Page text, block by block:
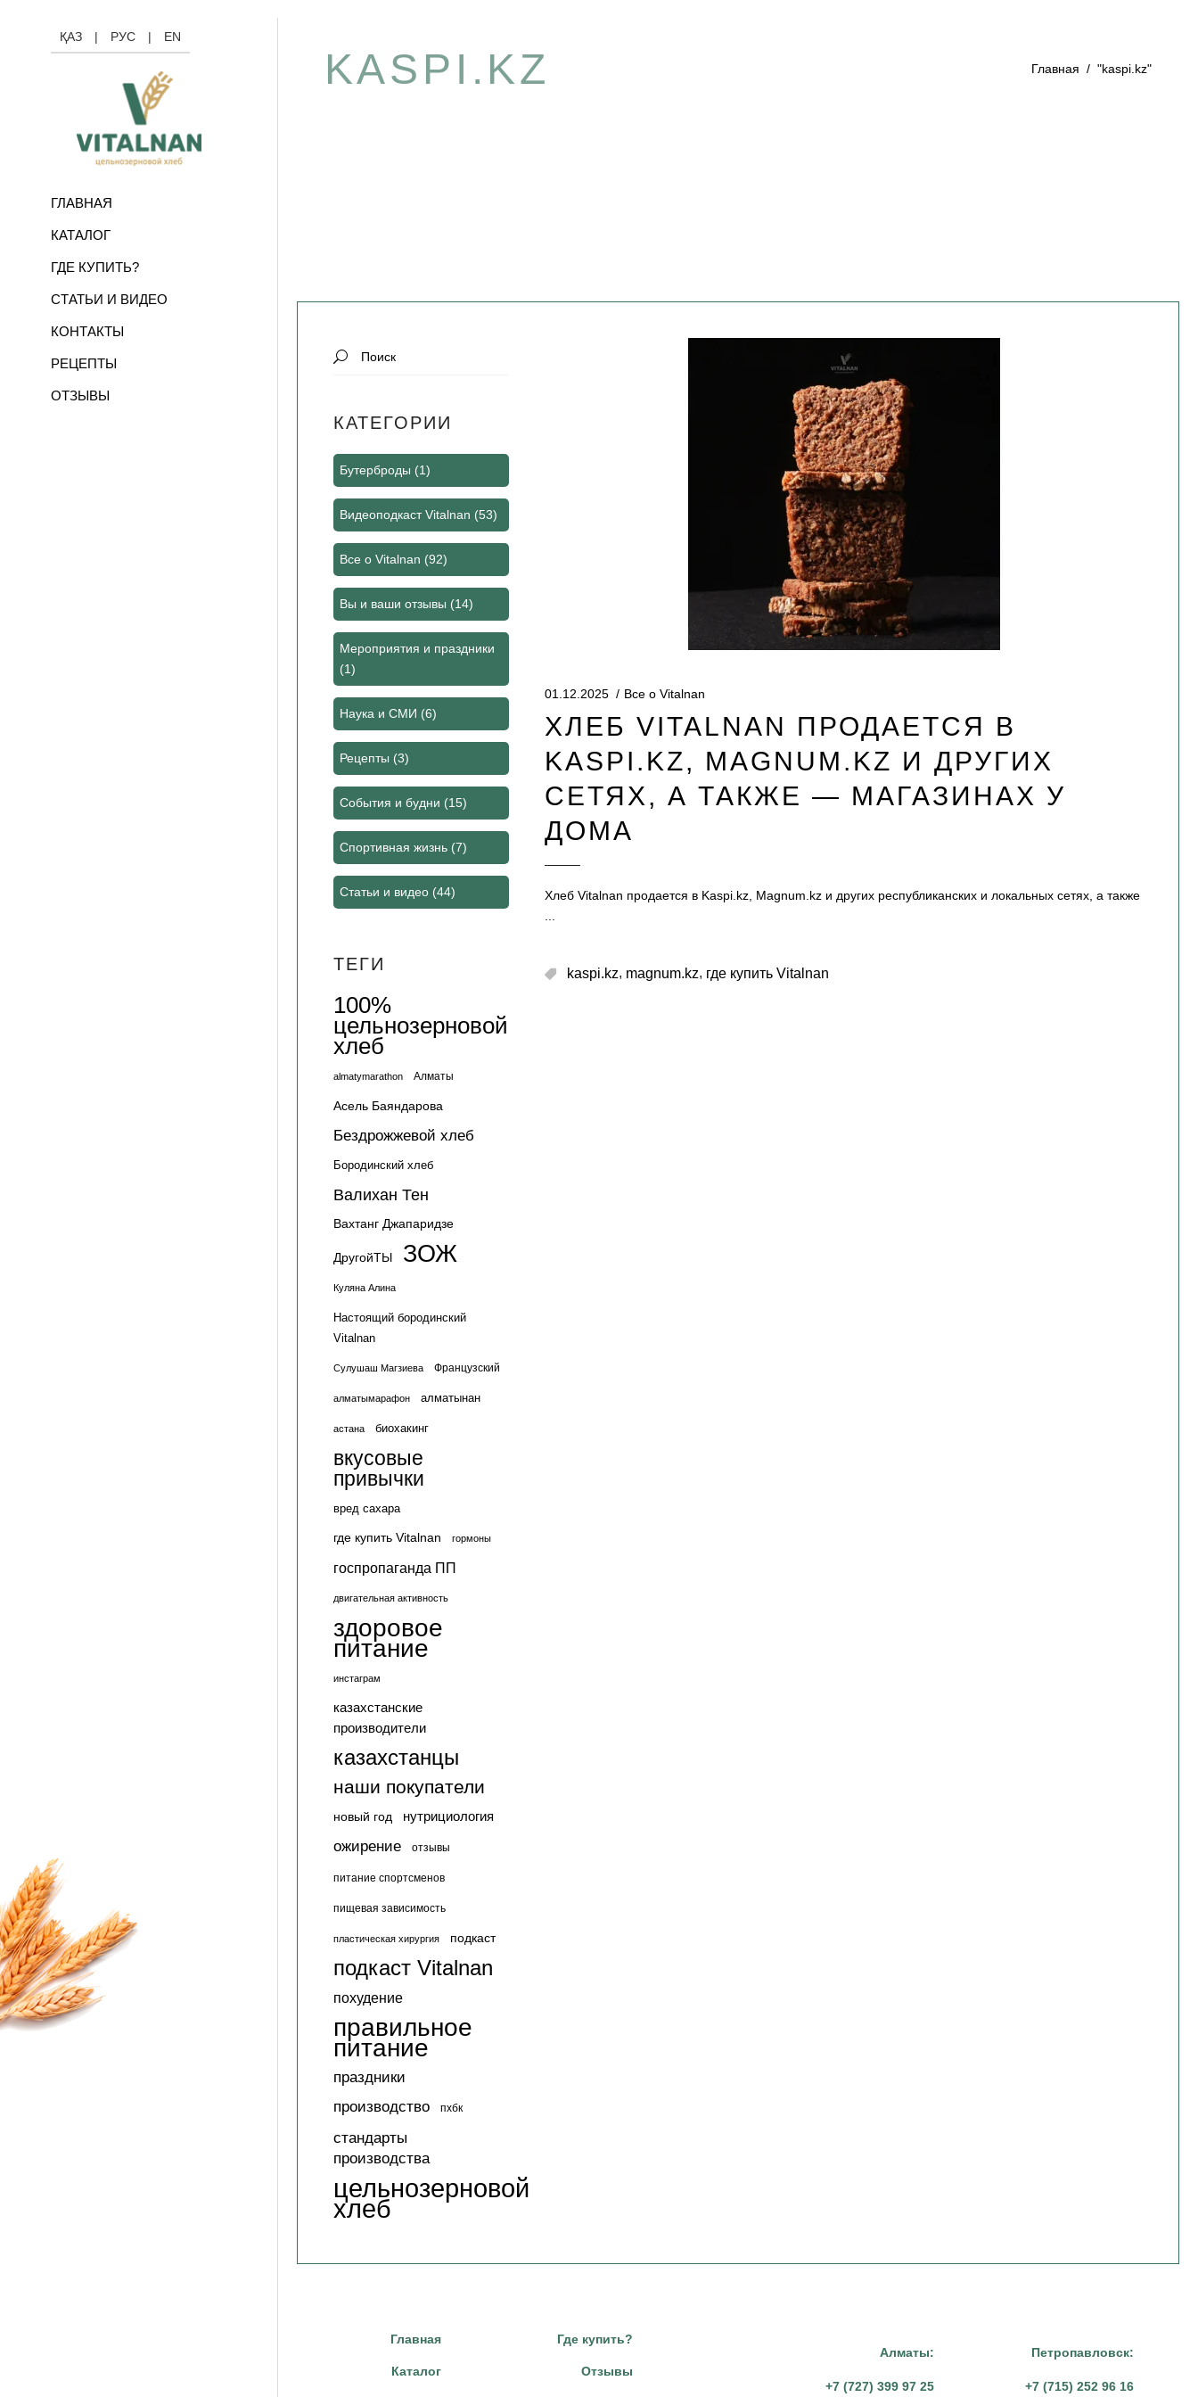
ҚАЗ | РУС | EN
ГЛАВНАЯ
КАТАЛОГ
ГДЕ КУПИТЬ?
СТАТЬИ И ВИДЕО
КОНТАКТЫ
РЕЦЕПТЫ
ОТЗЫВЫ
KASPI.KZ Главная / "kaspi.kz"
01.12.2025 Все о Vitalnan
ХЛЕБ VITALNAN ПРОДАЕТСЯ В
KASPI.KZ, MAGNUM.KZ И ДРУГИХ
СЕТЯХ, А ТАКЖЕ — МАГАЗИНАХ У
ДОМА
Хлеб Vitalnan продается в Kaspi.kz, Magnum.kz и других республиканских и локальных сетях, а также
kaspi.kz, magnum.kz, где купить Vitalnan
Search
for:
КАТЕГОРИИ
Бутерброды (1)
Видеоподкаст Vitalnan (53)
Все о Vitalnan (92)
Вы и ваши отзывы (14)
Мероприятия и праздники
(1)
Наука и СМИ (6)
Рецепты (3)
События и будни (15)
Спортивная жизнь (7)
Статьи и видео (44)
ТЕГИ
100%
цельнозерновой
хлеб
almatymarathon Алматы
Асель Баяндарова
Бездрожжевой хлеб
Бородинский хлеб
Валихан Тен
Вахтанг Джапаридзе
ДругойТЫ ЗОЖ
Куляна Алина
Настоящий бородинский
Vitalnan
Сулушаш Магзиева Французский
алматымарафон алматынан
астана биохакинг
вкусовые
привычки
вред сахара
где купить Vitalnan гормоны
госпропаганда ПП
двигательная активность
здоровое
питание
инстаграм
казахстанские
производители
казахстанцы
наши покупатели
новый год нутрициология
ожирение отзывы
питание спортсменов
пищевая зависимость
пластическая хирургия подкаст
подкаст Vitalnan
похудение
правильное
питание
праздники
производство
пхбк
стандарты
производства
цельнозерновой
хлеб
Главная
Каталог
Где купить?
Отзывы
Алматы:
+7 (727) 399 97 25
Петропавловск:
+7 (715) 252 96 16